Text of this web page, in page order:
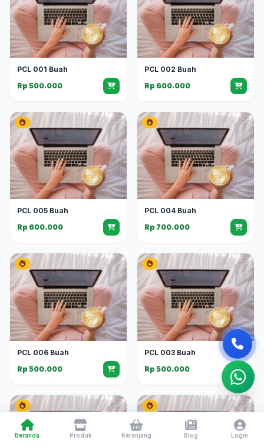
PCL 001 Buah
Rp 500.000
PCL 002 Buah
Rp 600.000
PCL 005 Buah
Rp 600.000
PCL 004 Buah
Rp 700.000
PCL 006 Buah
Rp 500.000
PCL 003 Buah
Rp 500.000
Beranda Produk Keranjang Blog Login